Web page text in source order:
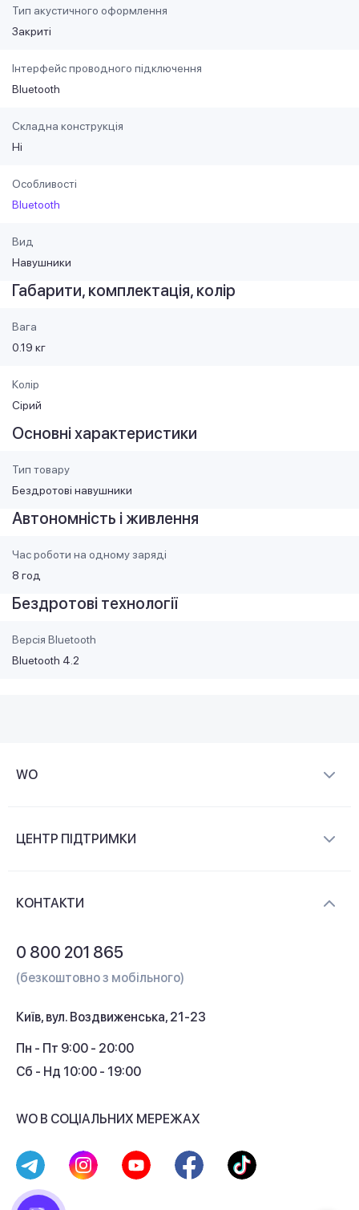
Тип акустичного оформлення
Закриті
Інтерфейс проводного підключення
Bluetooth
Складна конструкція
Ні
Особливості
Bluetooth
Вид
Навушники
Габарити, комплектація, колір
Вага
0.19 кг
Колір
Сірий
Основні характеристики
Тип товару
Бездротові навушники
Автономність і живлення
Час роботи на одному заряді
8 год
Бездротові технології
Версія Bluetooth
Bluetooth 4.2
WO
Контакти
ЦЕНТР ПІДТРИМКИ
Кешбек
КОНТАКТИ
0 800 201 865
(безкоштовно з мобільного)
Київ, вул. Воздвиженська, 21-23
Пн - Пт 9:00 - 20:00
Сб - Нд 10:00 - 19:00
WO В СОЦІАЛЬНИХ МЕРЕЖАХ